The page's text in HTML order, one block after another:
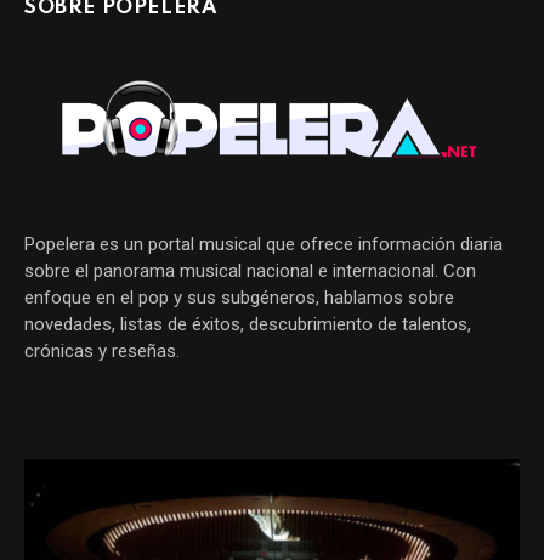
SOBRE POPELERA
Popelera es un portal musical que ofrece información diaria
sobre el panorama musical nacional e internacional. Con
enfoque en el pop y sus subgéneros, hablamos sobre
novedades, listas de éxitos, descubrimiento de talentos,
crónicas y reseñas.